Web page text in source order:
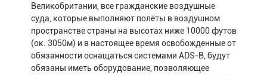
Великобритании, все гражданские воздушные
суда, которые выполняют полёты в воздушном
пространстве страны на высотах ниже 10000 футов
(ок. 3050м) и в настоящее время освобожденные от
обязанности оснащаться системами ADS-B, будут
обязаны иметь оборудование, позволяющее